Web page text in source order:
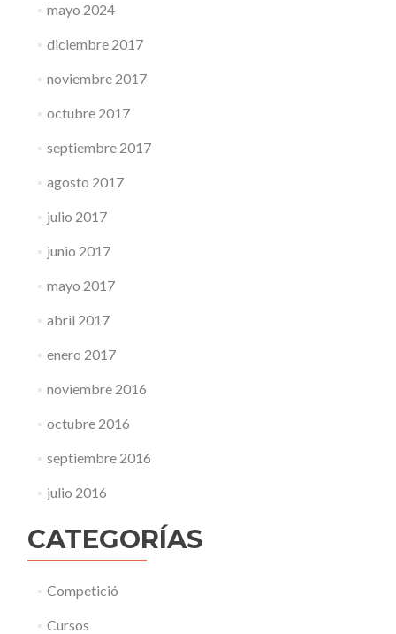
mayo 2024
diciembre 2017
noviembre 2017
octubre 2017
septiembre 2017
agosto 2017
julio 2017
junio 2017
mayo 2017
abril 2017
enero 2017
noviembre 2016
octubre 2016
septiembre 2016
julio 2016
CATEGORÍAS
Competició
Cursos